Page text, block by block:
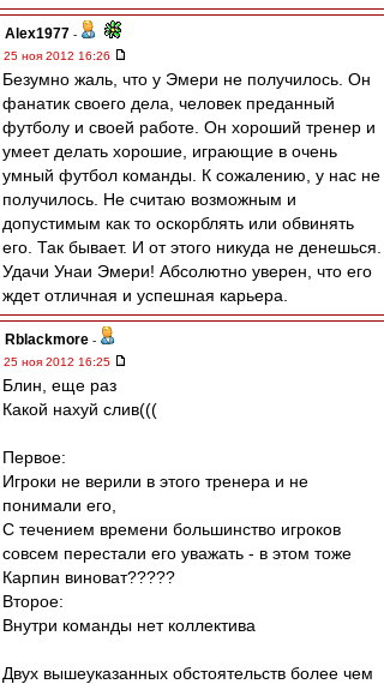
Alex1977 -
25 ноя 2012 16:26
Безумно жаль, что у Эмери не получилось. Он
фанатик своего дела, человек преданный
футболу и своей работе. Он хороший тренер и
умеет делать хорошие, играющие в очень
умный футбол команды. К сожалению, у нас не
получилось. Не считаю возможным и
допустимым как то оскорблять или обвинять
его. Так бывает. И от этого никуда не денешься.
Удачи Унаи Эмери! Абсолютно уверен, что его
ждет отличная и успешная карьера.
Rblackmore -
25 ноя 2012 16:25
Блин, еще раз
Какой нахуй слив(((
Первое:
Игроки не верили в этого тренера и не
понимали его,
С течением времени большинство игроков
совсем перестали его уважать - в этом тоже
Карпин виноват?????
Второе:
Внутри команды нет коллектива
Двух вышеуказанных обстоятельств более чем